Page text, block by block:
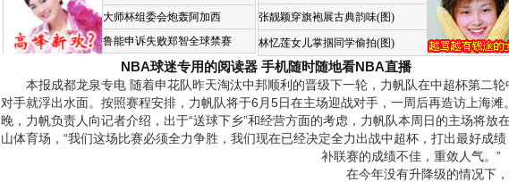
大师杯组委会炮轰阿加西
鲁能申诉失败郑智全球禁赛
张靓颖穿旗袍展古典韵味(图)
林忆莲女儿掌掴同学偷拍(图)
NBA球迷专用的阅读器 手机随时随地看NBA直播
本报成都龙泉专电 随着申花队昨天淘汰中邦顺利的晋级下一轮，力帆队在中超杯第二轮
对手就浮出水面。按照赛程安排，力帆队将于6月5日在主场迎战对手，一周后再造访上海滩
晚，力帆负责人向记者介绍，出于“送球下乡”和经营方面的考虑，力帆队本周日的主场将放
山体育场，“我们这场比赛必须全力争胜，我们现在已经决定全力出战中超杯，打出最好成绩
补联赛的成绩不佳，重敛人气。 ”
在今年没有升降级的情况下，